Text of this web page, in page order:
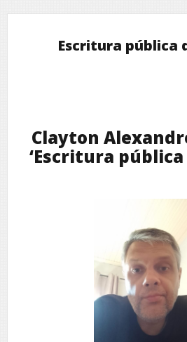
Escritura pública
Clayton
‘Escritura